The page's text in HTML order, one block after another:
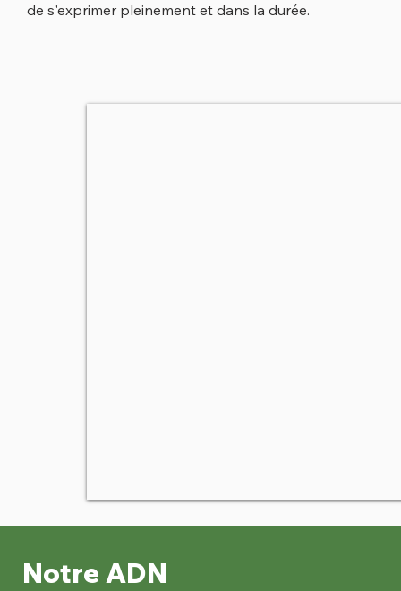
de s'exprimer pleinement et dans la durée.
Notre ADN